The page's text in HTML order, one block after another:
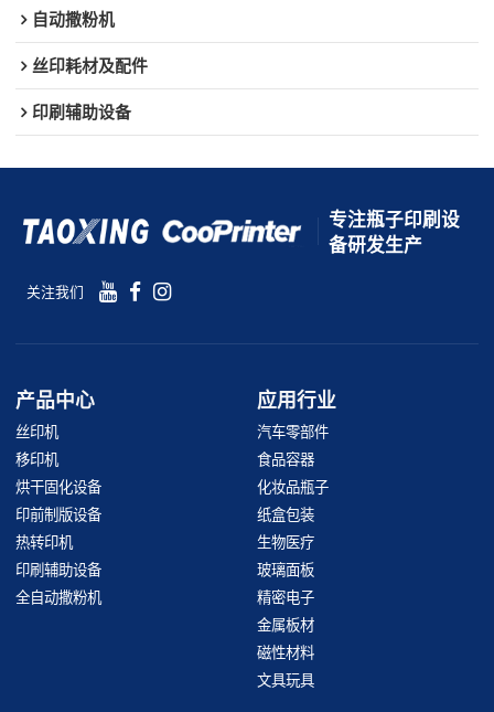
自动撒粉机
丝印耗材及配件
印刷辅助设备
专注瓶子印刷设
备研发生产
关注我们
产品中心
丝印机
移印机
烘干固化设备
印前制版设备
热转印机
印刷辅助设备
全自动撒粉机
应用行业
汽车零部件
食品容器
化妆品瓶子
纸盒包装
生物医疗
玻璃面板
精密电子
金属板材
磁性材料
文具玩具